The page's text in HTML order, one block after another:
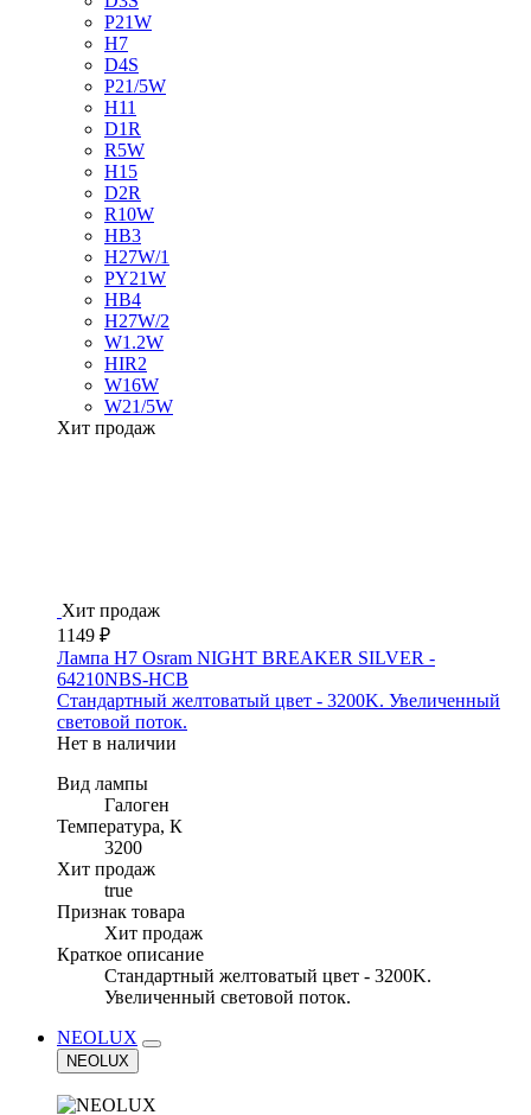
P21W
H7
D4S
P21/5W
H11
D1R
R5W
H15
D2R
R10W
HB3
H27W/1
PY21W
HB4
H27W/2
W1.2W
HIR2
W16W
W21/5W
Хит продаж
Хит продаж
1149 ₽
Лампа H7 Osram NIGHT BREAKER SILVER -
64210NBS-HCB
Стандартный желтоватый цвет - 3200K. Увеличенный
световой поток.
Нет в наличии
Вид лампы
Галоген
Температура, К
3200
Хит продаж
true
Признак товара
Хит продаж
Краткое описание
Стандартный желтоватый цвет - 3200K.
Увеличенный световой поток.
NEOLUX
NEOLUX